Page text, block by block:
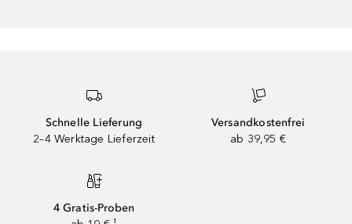
Schnelle Lieferung
2–4 Werktage Lieferzeit
Versandkostenfrei
ab 39,95 €
4 Gratis-Proben